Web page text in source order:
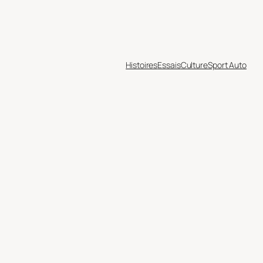
HistoiresEssaisCultureSport Auto